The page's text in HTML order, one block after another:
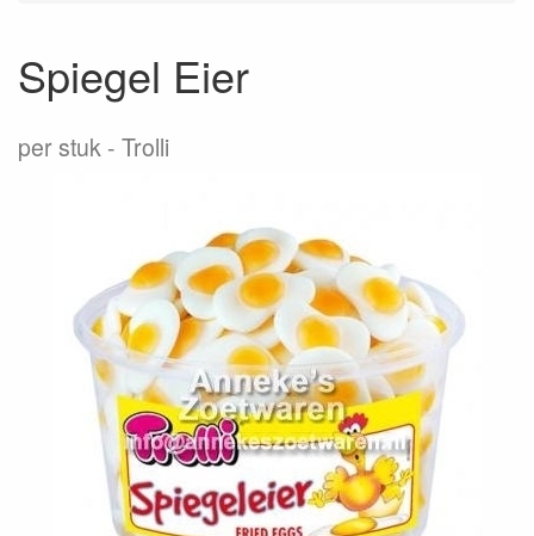
Spiegel Eier
per stuk Trolli